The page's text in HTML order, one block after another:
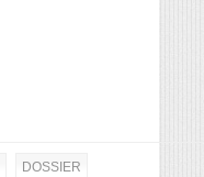
DOSSIER